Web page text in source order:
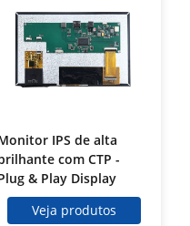
IPS de alta
com CTP -
& Play Display
Veja produtos